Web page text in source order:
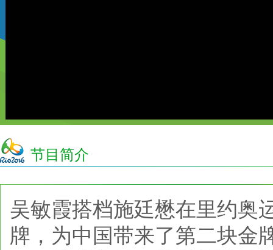
节目简介
吴敏霞搭档施廷懋在里约奥
牌，为中国带来了第二块金